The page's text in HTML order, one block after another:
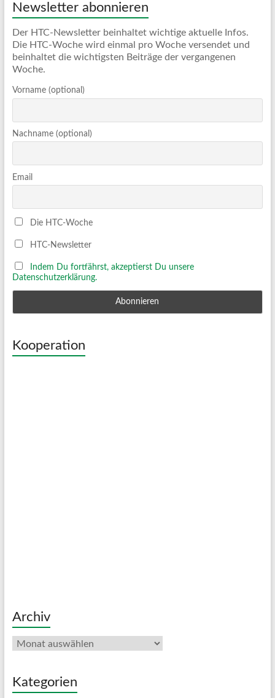
Newsletter abonnieren
Der HTC-Newsletter beinhaltet wichtige aktuelle Infos.
Die HTC-Woche wird einmal pro Woche versendet und
beinhaltet die wichtigsten Beiträge der vergangenen
Woche.
Vorname (optional)
Nachname (optional)
Email
Die HTC-Woche
HTC-Newsletter
Indem Du fortfährst, akzeptierst Du unsere
Datenschutzerklärung.
Kooperation
Archiv
Archiv
Kategorien